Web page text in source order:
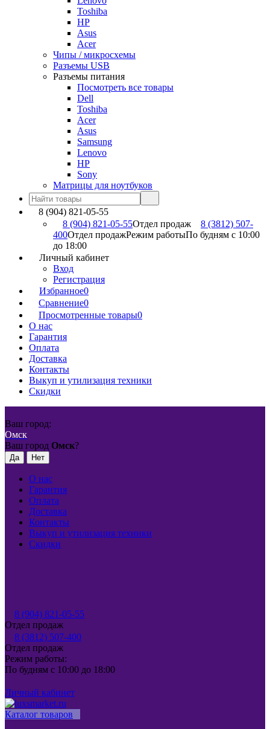
Toshiba
HP
Asus
Acer
Чипы / микросхемы
Разъемы USB
Разъемы питания
Посмотреть все товары
Dell
Toshiba
Acer
Asus
Samsung
Lenovo
HP
Sony
Матрицы для ноутбуков
8 (904) 821-05-55
8 (904) 821-05-55Отдел продаж
8 (3812) 507-
400Отдел продажРежим работыПо будням с 10:00
до 18:00
Личный кабинет
Вход
Регистрация
Избранное0
Сравнение0
Просмотренные товары0
О нас
Гарантия
Оплата
Доставка
Контакты
Выкуп и утилизация техники
Скидки
Ваш город:
Омск
Ваш город Омск?
О нас
Гарантия
Оплата
Доставка
Контакты
Выкуп и утилизация техники
Скидки
8 (904) 821-05-55
Отдел продаж
8 (3812) 507-400
Отдел продаж
Режим работы:
По будням с 10:00 до 18:00
Личный кабинет
Каталог товаров